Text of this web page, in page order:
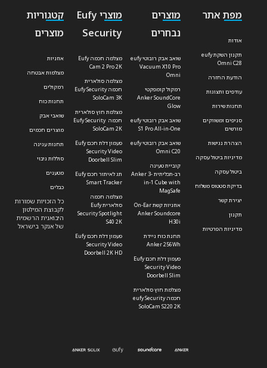
מפת אתר
אודות
תקנון השקת eufy
Omni C28
הודעת החזרה
עודפים ותצוגות
תחנות שירות
סניפים ומשווקים
מורשים
הצהרת נגישות
מדיניות ביטול עסקה
ביטול עסקה
בדיקת סטטוס משלוח
יצירת קשר
תקנון
מדיניות הפרטיות
מוצרים
נבחרים
שואב אבק רובוטי eufy
Vacuum X10 Pro
Omni
רמקול קומפקטי
Anker SoundCore
Glow
שואב אבק רובוטי eufy
S1 Pro All-in-One
שואב אבק רובוטי eufy
Omni C20
קוביית טעינה
רב-תכליתית Anker 3-
in-1 Cube with
MagSafe
אוזניות קשת On-Ear
Anker Soundcore
H30i
תחנת כוח ניידת
Anker 256Wh
פעמון דלת חכם Eufy
Security Video
Doorbell Slim
מצלמת חוץ סולארית
חכמה eufy Security
SoloCam S220 2K
מוצרי Eufy
Security
מצלמה חכמה Eufy
Cam 2 Pro 2K
מצלמה סולארית
חכמה Eufy Security
SoloCam 3K
מצלמת חוץ סולארית
חכמה Eufy Security
SoloCam 2K
פעמון דלת חכם Eufy
Security Video
Doorbell Slim
תג לאיתור חכם Eufy
Smart Tracker
מצלמה חכמה
סולארית Eufy
Security Spotlight
S40 2K
פעמון דלת חכם Eufy
Security Video
Doorbell 2K HD
קטגוריות
מוצרים
אוזניות
מצלמות אבטחה
רמקולים
תחנות כוח
שואבי אבק
מוצרים חכמים
תחנות עגינה
סוללות גיבוי
מטענים
כבלים
כל הזכויות שמורות
לקבוצת המילטון
היבואנית הרשמית
של אנקר בישראל